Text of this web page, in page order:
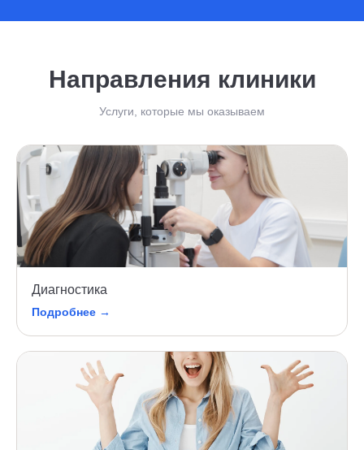
Направления клиники
Услуги, которые мы оказываем
Диагностика
Подробнее →